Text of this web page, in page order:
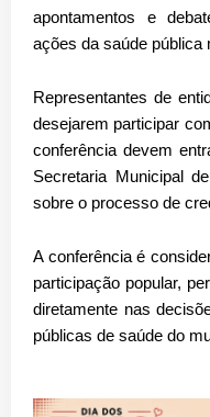
apontamentos e
ações da saúde pública
Representantes de
desejarem participar
conferência devem
Secretaria Municipal
sobre o processo de
A conferência é
participação popular,
diretamente nas
públicas de saúde do